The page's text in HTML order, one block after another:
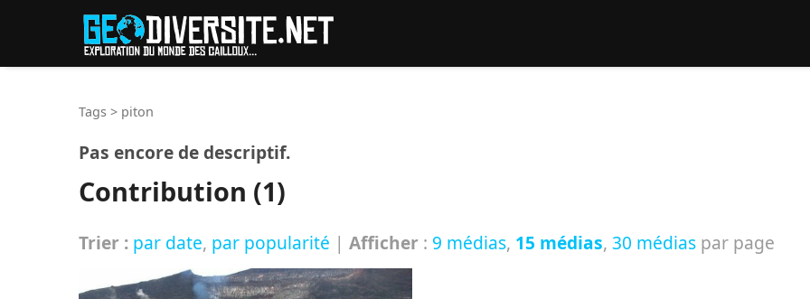
Tags > piton
Pas encore de descriptif.
Contribution (1)
Trier : par date, par popularité | Afficher : 9 médias, 15 médias, 30 médias par page